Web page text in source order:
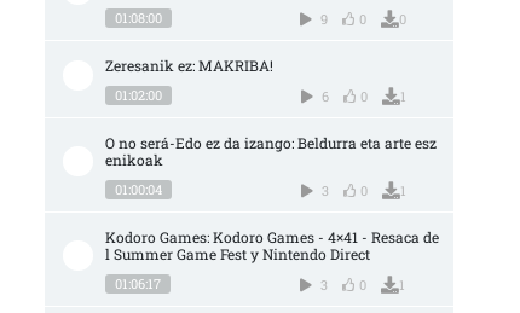
01:08:00 9 0 0
Zeresanik ez: MAKRIBA!
01:02:00 6 0 1
O no será-Edo ez da izango: Beldurra eta arte esz
enikoak
01:00:04 3 0 1
Kodoro Games: Kodoro Games - 4×41 - Resaca de
l Summer Game Fest y Nintendo Direct
01:06:17 3 0 1